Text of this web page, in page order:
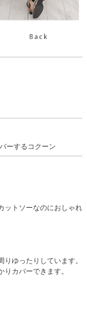
ーするコクーン
ットソーなのにおしゃれ
ゆったりしています。
カバーできます。